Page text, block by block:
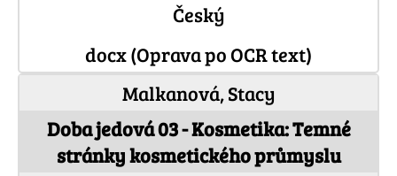
Český
docx (Oprava po OCR text)
Malkanová, Stacy
Doba jedová 03 - Kosmetika: Temné
stránky kosmetického průmyslu